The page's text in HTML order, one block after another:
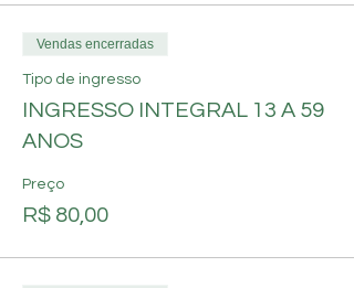
Vendas encerradas
Tipo de ingresso
INGRESSO INTEGRAL 13 A 59
ANOS
Preço
R$ 80,00